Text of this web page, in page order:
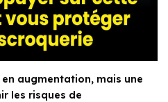
augmentation, mais une
les risques de